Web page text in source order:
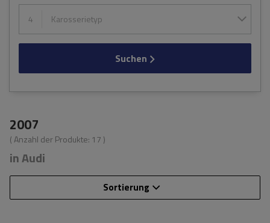
4 Karosserietyp
Suchen
2007
( Anzahl der Produkte: 17 )
in Audi
Sortierung